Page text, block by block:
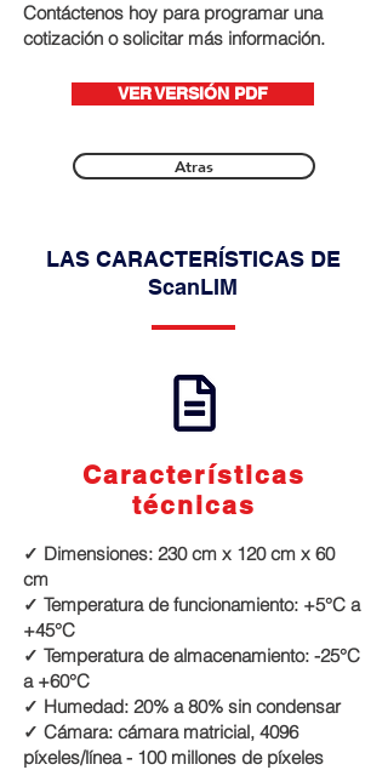
Contáctenos hoy para programar una
cotización o solicitar más información.
VER VERSIÓN PDF
Atras
LAS CARACTERÍSTICAS DE
ScanLIM
Características
técnicas
✓ Dimensiones: 230 cm x 120 cm x 60
cm
✓ Temperatura de funcionamiento: +5°C a
+45°C
✓ Temperatura de almacenamiento: -25°C
a +60°C
✓ Humedad: 20% a 80% sin condensar
✓ Cámara: cámara matricial, 4096
píxeles/línea - 100 millones de píxeles